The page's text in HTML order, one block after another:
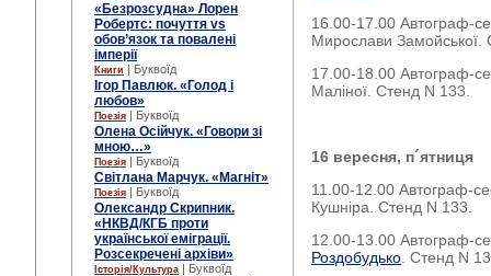
«Безрозсудна» Лорен
Робертс: почуття vs
обов’язок та повалені
імперії
Книги | Буквоїд
Ігор Павлюк. «Голод і
любов»
Поезія | Буквоїд
Олена Осійчук. «Говори зі
мною…»
Поезія | Буквоїд
Світлана Марчук. «Магніт»
Поезія | Буквоїд
Олександр Скрипник.
«НКВД/КГБ проти
української еміграції.
Розсекречені архіви»
Історія/Культура | Буквоїд
16.00-17.00 Автограф-
Мирослави Замойської.
17.00-18.00 Автограф-
Маліної. Стенд N 133.
16 вересня, п
11.00-12.00 Автограф-
Кушніра. Стенд N 133.
12.00-13.00 Автограф-
Роздобудько . Стенд N